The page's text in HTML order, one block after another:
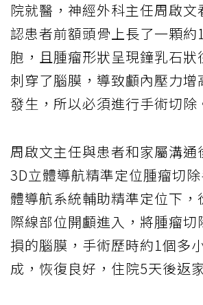
院就醫，神經外科主任周啟文
認患者前額頭骨上長了一顆約
胞，且腫瘤形狀呈現鐘乳石狀
刺穿了腦膜，導致顱內壓力增
發生，所以必須進行手術切除
周啟文主任與患者和家屬溝通
3D立體導航精準定位腫瘤切
體導航系統輔助精準定位下，
際線部位開顱進入，將腫瘤切
損的腦膜，手術歷時約1個多
成，恢復良好，住院5天後返